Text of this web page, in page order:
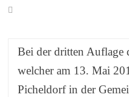
Bei der dritten Auflage
welcher am 13. Mai
Picheldorf in der